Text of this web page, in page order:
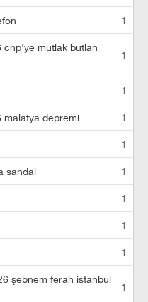
1
chp'ye mutlak butlan
1
1
malatya depremi 1
1
sandal 1
1
1
1
şebnem ferah istanbul
1